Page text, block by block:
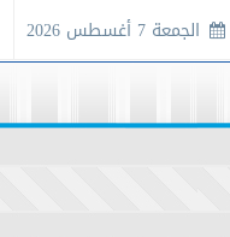
الجمعة 7 أغسطس 2026